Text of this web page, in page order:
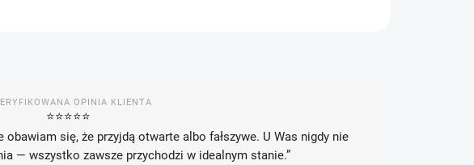
OPINIA KLIENTA
⭐️⭐️⭐️⭐️⭐️
obawiam się, że przyjdą otwarte albo fałszywe. U Was nigdy nie
— wszystko zawsze przychodzi w idealnym stanie.”